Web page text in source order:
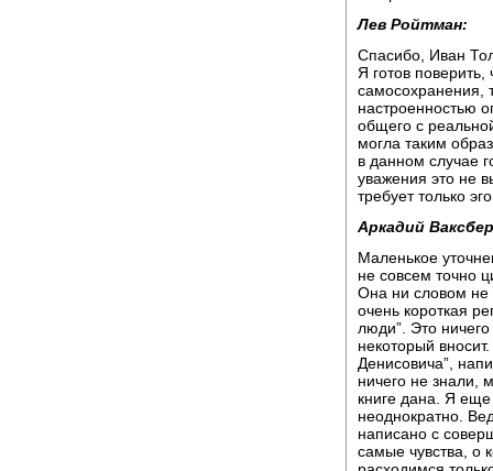
Лев Ройтман:
Спасибо, Иван
Я готов
самосохранения,
настроенностью
общего с
могла таким
в данном случае
уважения это не
требует только
Аркадий
Маленькое
не совсем точно
Она ни словом не
очень короткая
люди”. Это
некоторый
Денисовича”,
ничего не знали,
книге дана. Я
неоднократно.
написано с
самые чувства, о